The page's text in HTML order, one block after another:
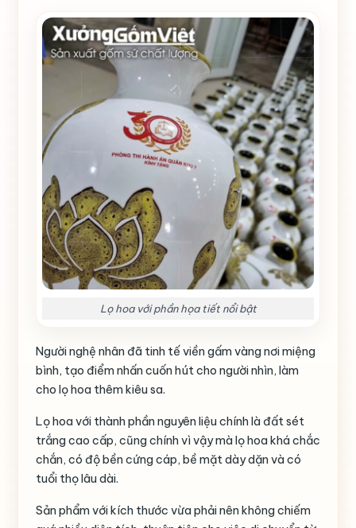
Lọ hoa với phần họa tiết nổi bật
Người nghệ nhân đã tinh tế viền gấm vàng nơi miệng
bình, tạo điểm nhấn cuốn hút cho người nhìn, làm
cho lọ hoa thêm kiêu sa.
Lọ hoa với thành phần nguyên liệu chính là đất sét
trắng cao cấp, cũng chính vì vậy mà lọ hoa khá chắc
chắn, có độ bền cứng cáp, bề mặt dày dặn và có
tuổi thọ lâu dài.
Sản phẩm với kích thước vừa phải nên không chiếm